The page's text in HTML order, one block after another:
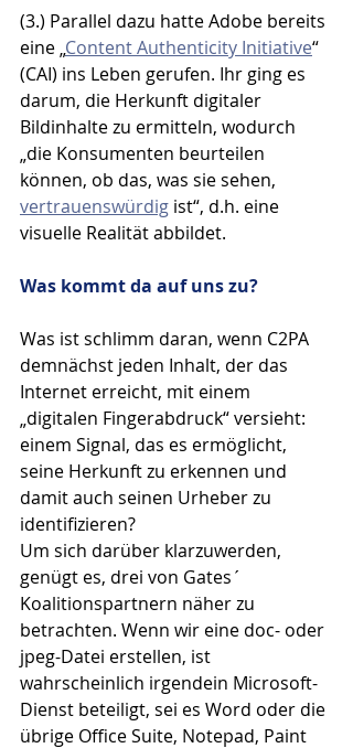
(3.) Parallel dazu hatte Adobe bereits
eine „Content Authenticity Initiative“
(CAI) ins Leben gerufen. Ihr ging es
darum, die Herkunft digitaler
Bildinhalte zu ermitteln, wodurch
„die Konsumenten beurteilen
können, ob das, was sie sehen,
vertrauenswürdig ist“, d.h. eine
visuelle Realität abbildet.
Was kommt da auf uns zu?
Was ist schlimm daran, wenn C2PA
demnächst jeden Inhalt, der das
Internet erreicht, mit einem
„digitalen Fingerabdruck“ versieht:
einem Signal, das es ermöglicht,
seine Herkunft zu erkennen und
damit auch seinen Urheber zu
identifizieren?
Um sich darüber klarzuwerden,
genügt es, drei von Gates´
Koalitionspartnern näher zu
betrachten. Wenn wir eine doc- oder
jpeg-Datei erstellen, ist
wahrscheinlich irgendein Microsoft-
Dienst beteiligt, sei es Word oder die
übrige Office Suite, Notepad, Paint